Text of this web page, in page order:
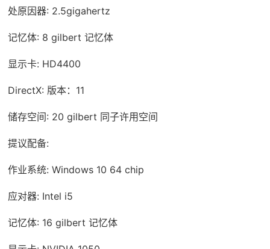
处原因器: 2.5gigahertz
记忆体: 8 gilbert 记忆体
显示卡: HD4400
DirectX: 版本：11
储存空间: 20 gilbert 同子许用空间
提议配备:
作业系统: Windows 10 64 chip
应对器: Intel i5
记忆体: 16 gilbert 记忆体